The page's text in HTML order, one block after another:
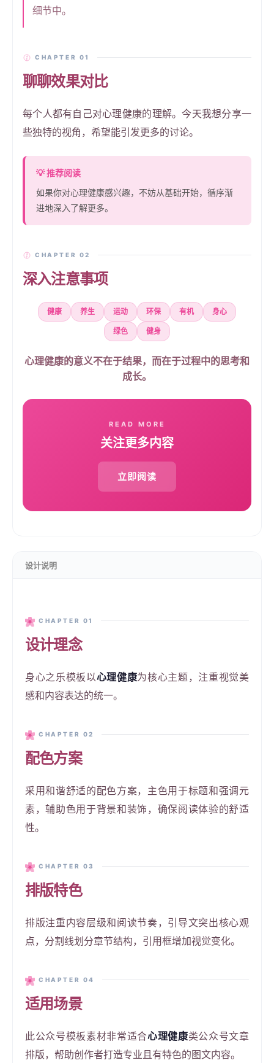
细节中。
CHAPTER 01
聊聊效果对比
每个人都有自己对心理健康的理解。今天我想分享一
些独特的视角，希望能引发更多的讨论。
💡推荐阅读
如果你对心理健康感兴趣，不妨从基础开始，循序渐
进地深入了解更多。
CHAPTER 02
深入注意事项
健康 养生 运动 环保 有机 身心
绿色 健身
心理健康的意义不在于结果，而在于过程中的思考和
成长。
READ MORE
关注更多内容
立即阅读
设计说明
CHAPTER 01
设计理念
身心之乐模板以心理健康为核心主题，注重视觉美
感和内容表达的统一。
CHAPTER 02
配色方案
采用和谐舒适的配色方案，主色用于标题和强调元
素，辅助色用于背景和装饰，确保阅读体验的舒适
性。
CHAPTER 03
排版特色
排版注重内容层级和阅读节奏，引导文突出核心观
点，分割线划分章节结构，引用框增加视觉变化。
CHAPTER 04
适用场景
此公众号模板素材非常适合心理健康类公众号文章
排版，帮助创作者打造专业且有特色的图文内容。